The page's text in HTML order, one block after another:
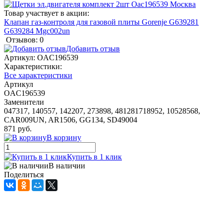
Товар участвует в акции:
Клапан газ-контроля для газовой плиты Gorenje G639281
G639284 Mgc002un
Отзывов: 0
Добавить отзыв
Артикул: OAC196539
Характеристики:
Все характеристики
Артикул
OAC196539
Заменители
047317, 140557, 142207, 273898, 481281718952, 10528568,
CAR009UN, AR1506, GG134, SD49004
871 руб.
В корзину
Купить в 1 клик
В наличии
Поделиться